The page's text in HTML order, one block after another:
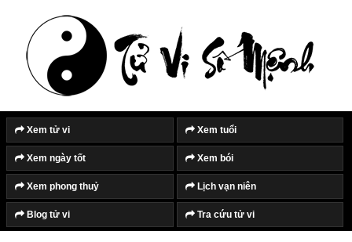
Xem tử vi Xem tuổi
Xem ngày tốt Xem bói
Xem phong thuỷ Lịch vạn niên
Blog tử vi Tra cứu tử vi